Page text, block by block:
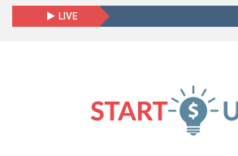
LIVE